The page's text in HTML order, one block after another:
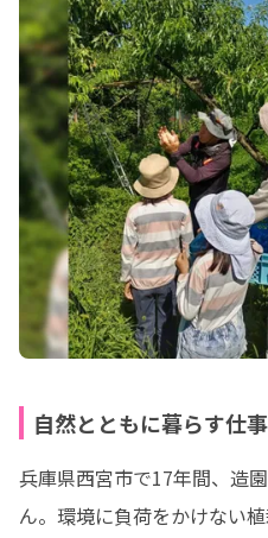
自然とともに暮らす仕
兵庫県西宮市で17年間、造
ん。環境に負荷をかけない